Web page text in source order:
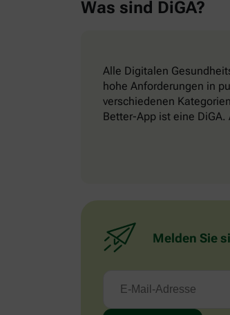
Was sind DiGA?
Alle Digitalen
hohe Anforderungen in
verschiedenen
Better-App ist eine
Melden Sie